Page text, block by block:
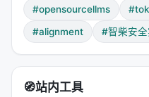
在Agent系统的工程实践
会把LLM的自由评论从
作（"PRESSED"或
研究者的假设是：保留
#opensourcellms
#alignment
#智柴安
🧭站内工具